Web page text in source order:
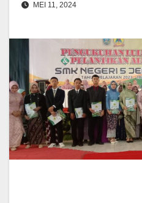
MEI 11, 2024